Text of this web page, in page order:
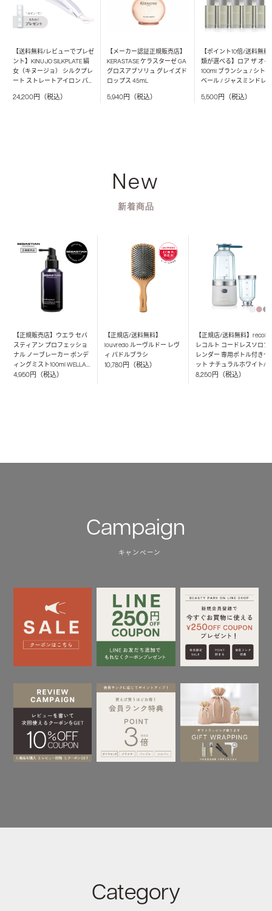
【送料無料/レビューでプレゼ
ント】KINUJO SILKPLATE 絹
女（キヌージョ） シルクプレ
ート ストレートアイロン パー
24,200円（税込）
【メーカー認証正規販売店】
KERASTASE ケラスターゼ GA
グロスアブソリュ グレイズド
ロップス 45mL
5,940円（税込）
【ポイント10倍/送料無料
類が選べる】ロア ザ オイ
100ml ブランシュ / シト
ベール / ジャスミンドレ /
ィー / ミスティックウッ
5,500円（税込）
New
新着商品
【正規販売店】ウエラ セバ
スティアン プロフェッショ
ナル ノーブレーカー ボンデ
ィングミスト100ml WELLA
SEBASTIAN PROFESSIONAL
4,950円（税込）
【正規店/送料無料】
louvredo ルーヴルドー レヴ
ィ パドルブラシ
10,780円（税込）
【正規店/送料無料】recolte
レコルト コードレスソロブ
レンダー 専用ボトル付きセ
ット ナチュラルホワイト/ラ
イトグレー/ピンク
8,250円（税込）
Campaign
キャンペーン
Category